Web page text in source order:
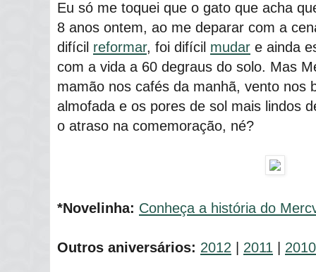
Eu só me toquei que o gato que acha
8 anos ontem, ao me deparar com a
difícil reformar, foi difícil mudar e ainda
com a vida a 60 degraus do solo. Mas
mamão nos cafés da manhã, vento nos
almofada e os pores de sol mais lindos
o atraso na comemoração, né?
*Novelinha: Conheça a história do
Outros aniversários: 2012 2011 2010